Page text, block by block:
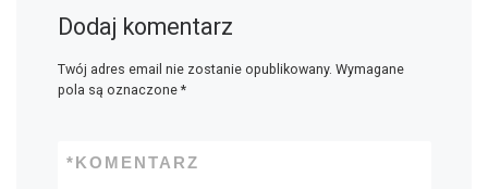
Dodaj komentarz
Twój adres email nie zostanie opublikowany. Wymagane
pola są oznaczone *
KOMENTARZ
*